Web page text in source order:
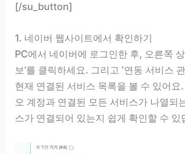
[/su_button]
1. 네이버 웹사이트에서 확인하기
PC에서 네이버에 로그인한 후, 오른쪽 상
보’를 클릭하세요. 그리고 ‘연동 서비스
현재 연결된 서비스 목록을 볼 수 있어요
오 계정과 연결된 모든 서비스가 나열되
스가 연결되어 있는지 쉽게 확인할 수 있